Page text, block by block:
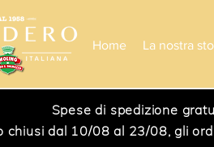
Home La nostra
Spese di spedizione
chiusi dal 10/08 al 23/08, gli